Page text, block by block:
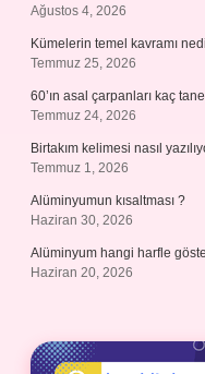
Ağustos 4, 2026
Kümelerin temel kavramı
Temmuz 25, 2026
60’ın asal çarpanları kaç
Temmuz 24, 2026
Birtakım kelimesi nasıl
Temmuz 1, 2026
Alüminyumun kısaltması ?
Haziran 30, 2026
Alüminyum hangi harfle
Haziran 20, 2026